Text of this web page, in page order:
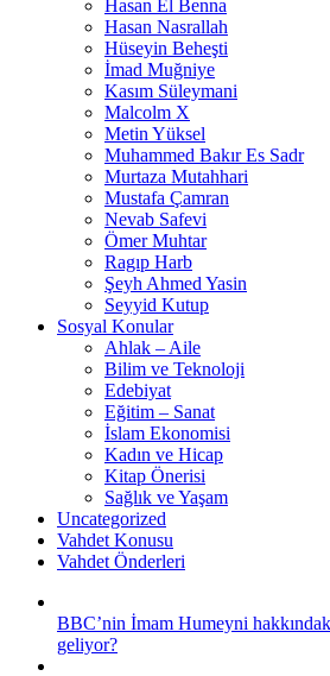
Hasan El Benna
Hasan Nasrallah
Hüseyin Beheşti
İmad Muğniye
Kasım Süleymani
Malcolm X
Metin Yüksel
Muhammed Bakır Es Sadr
Murtaza Mutahhari
Mustafa Çamran
Nevab Safevi
Ömer Muhtar
Ragıp Harb
Şeyh Ahmed Yasin
Seyyid Kutup
Sosyal Konular
Ahlak – Aile
Bilim ve Teknoloji
Edebiyat
Eğitim – Sanat
İslam Ekonomisi
Kadın ve Hicap
Kitap Önerisi
Sağlık ve Yaşam
Uncategorized
Vahdet Konusu
Vahdet Önderleri
BBC’nin İmam Humeyni
geliyor?